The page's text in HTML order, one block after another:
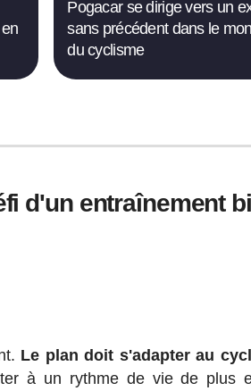
Pogacar se dirige vers un
sans précédent dans le
du cyclisme
d'un entraînement
Le plan doit s'adapter au
à un rythme de vie de plus